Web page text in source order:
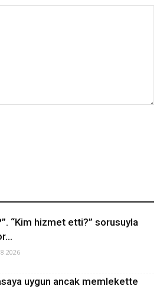
“Kim hizmet etti?” sorusuyla
uygun ancak memlekette